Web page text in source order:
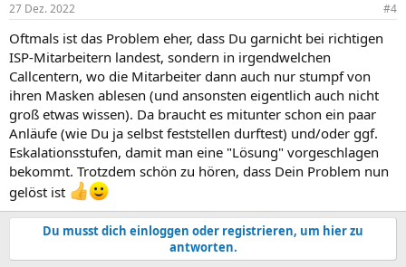
e
:
27 Dez. 2022 #4
Oftmals ist das Problem eher, dass Du garnicht bei richtigen
ISP-Mitarbeitern landest, sondern in irgendwelchen
Callcentern, wo die Mitarbeiter dann auch nur stumpf von
ihren Masken ablesen (und ansonsten eigentlich auch nicht
groß etwas wissen). Da braucht es mitunter schon ein paar
Anläufe (wie Du ja selbst feststellen durftest) und/oder ggf.
Eskalationsstufen, damit man eine "Lösung" vorgeschlagen
bekommt. Trotzdem schön zu hören, dass Dein Problem nun
gelöst ist
Du musst dich einloggen oder registrieren, um hier zu
antworten.